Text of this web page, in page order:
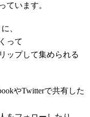
ています。
、
って
ップして集められる
やTwitterで共有した